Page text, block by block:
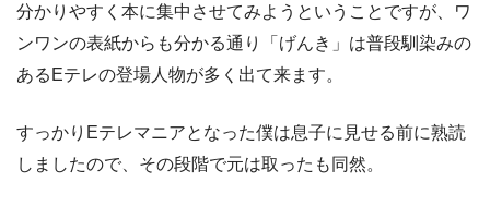
分かりやすく本に集中させてみようということですが、ワ
ンワンの表紙からも分かる通り「げんき」は普段馴染みの
あるEテレの登場人物が多く出て来ます。
すっかりEテレマニアとなった僕は息子に見せる前に熟読
しましたので、その段階で元は取ったも同然。